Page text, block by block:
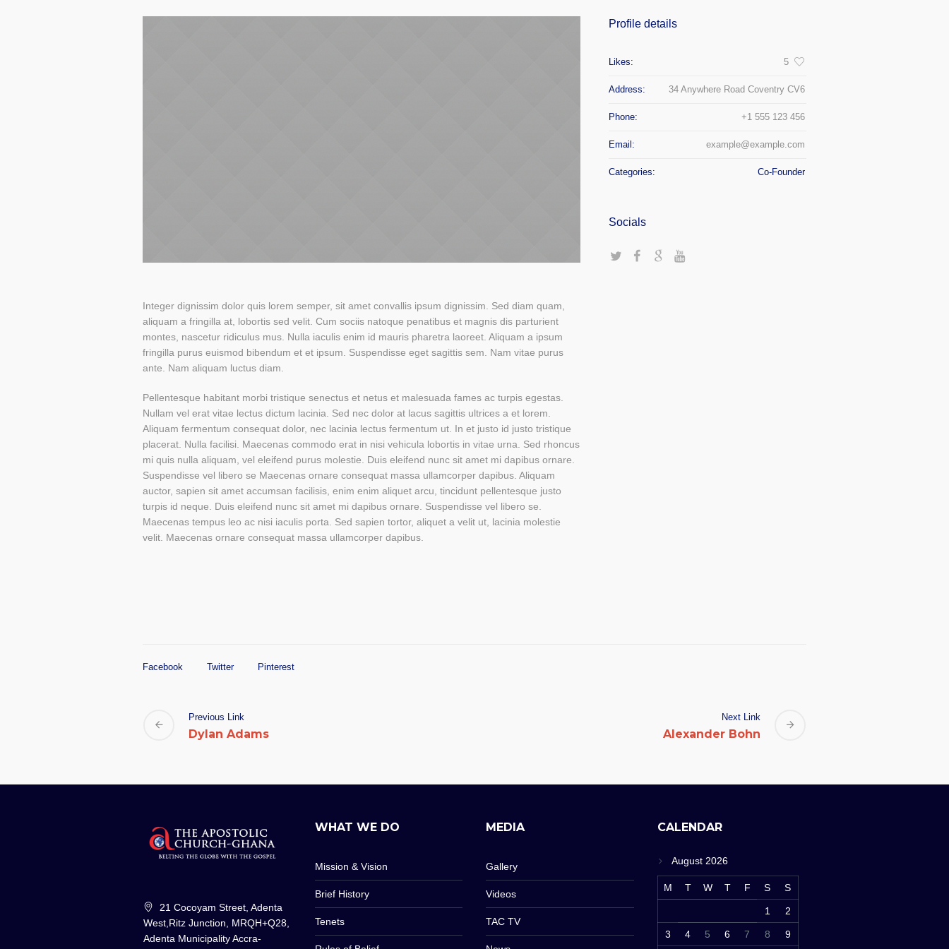
Integer dignissim dolor quis lorem semper, sit amet convallis ipsum dignissim. Sed diam quam,
aliquam a fringilla at, lobortis sed velit. Cum sociis natoque penatibus et magnis dis parturient
montes, nascetur ridiculus mus. Nulla iaculis enim id mauris pharetra laoreet. Aliquam a ipsum
fringilla purus euismod bibendum et et ipsum. Suspendisse eget sagittis sem. Nam vitae purus
ante. Nam aliquam luctus diam.
Pellentesque habitant morbi tristique senectus et netus et malesuada fames ac turpis egestas.
Nullam vel erat vitae lectus dictum lacinia. Sed nec dolor at lacus sagittis ultrices a et lorem.
Aliquam fermentum consequat dolor, nec lacinia lectus fermentum ut. In et justo id justo tristique
placerat. Nulla facilisi. Maecenas commodo erat in nisi vehicula lobortis in vitae urna. Sed rhoncus
mi quis nulla aliquam, vel eleifend purus molestie. Duis eleifend nunc sit amet mi dapibus ornare.
Suspendisse vel libero se Maecenas ornare consequat massa ullamcorper dapibus. Aliquam
auctor, sapien sit amet accumsan facilisis, enim enim aliquet arcu, tincidunt pellentesque justo
turpis id neque. Duis eleifend nunc sit amet mi dapibus ornare. Suspendisse vel libero se.
Maecenas tempus leo ac nisi iaculis porta. Sed sapien tortor, aliquet a velit ut, lacinia molestie
velit. Maecenas ornare consequat massa ullamcorper dapibus.
Profile details
Likes: 5
Address: 34 Anywhere Road Coventry CV6
Phone: +1 555 123 456
Email: example@example.com
Categories: Co-Founder
Socials
Facebook Twitter Pinterest
Previous Link
Dylan Adams
Next Link
Alexander Bohn
21 Cocoyam Street, Adenta
West,Ritz Junction, MRQH+Q28,
Adenta Municipality Accra-
WHAT WE DO
Mission & Vision
Brief History
Tenets
MEDIA
Gallery
Videos
TAC TV
CALENDAR
August 2026
M T W T F S S
1 2
3 4 5 6 7 8 9